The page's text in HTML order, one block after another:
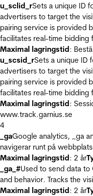
u_sclid_rSets a unique ID
advertisers to target the
pairing service is provided
facilitates real-time bidding
Maximal lagringstid:
u_scsid_rSets a unique ID
advertisers to target the
pairing service is provided
facilitates real-time bidding
Maximal lagringstid:
www.track.garnius.se
4
_gaGoogle analytics, _ga
navigerar runt på
Maximal lagringstid: 2 år
_ga_#Used to send data
and behavior. Tracks the
Maximal lagringstid: 2 år